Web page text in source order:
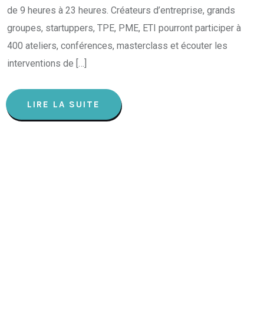
de 9 heures à 23 heures. Créateurs d’entreprise, grands
groupes, startuppers, TPE, PME, ETI pourront participer à
400 ateliers, conférences, masterclass et écouter les
interventions de […]
LIRE LA SUITE